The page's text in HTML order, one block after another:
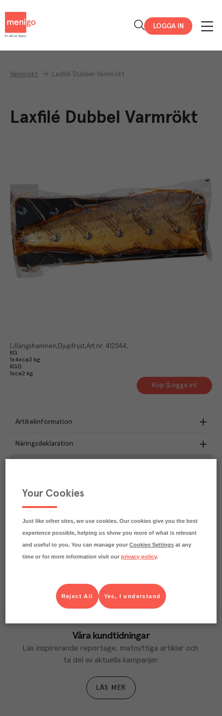
LOGGA IN
Varmrökt Laxfilé Dubbel Varmrökt
Laxfilé Dubbel Varmrökt
Lillängshamnen Djupfryst Art.nr. 412544
KG
1x4xca2 kg
KGD
1xca2 kg
Köp (Logga in)
Artikelinformation
Näringsdeklaration
Varje kilo av varan påverkar klimatet motsvarande
utsläppen av 3.8 kg koldioxid.
Läs mer om hur vi beräknar klimatavtryck
Våra kundtidningar
Läs inspirerande reportage, matnyttiga artiklar och
ta del av aktuella kampanjer.
LÄS MER
Your Cookies
Just like other sites, we use cookies. Our cookies give you the best
experience possible, helping us show you more of what is relevant
and useful to you. You can manage yourCookies Settings at any
time or for more information visit ourprivacy policy.
Yes, I understand
Reject All